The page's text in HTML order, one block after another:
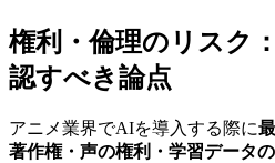
権利・倫理のリスク
認すべき論点
アニメ業界でAIを導入する際に
著作権・声の権利・学習データ